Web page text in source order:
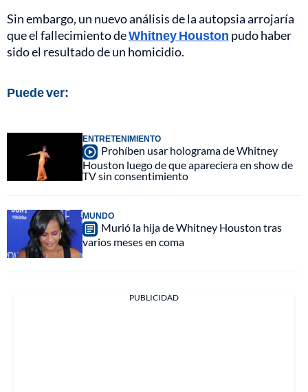
Sin embargo, un nuevo análisis de la autopsia arrojaría
que el fallecimiento deWhitney Houston pudo haber
sido el resultado de un homicidio.
Puede ver:
ENTRETENIMIENTO
Prohíben usar holograma de Whitney
Houston luego de que apareciera en show de
TV sin consentimiento
MUNDO
Murió la hija de Whitney Houston tras
varios meses en coma
PUBLICIDAD